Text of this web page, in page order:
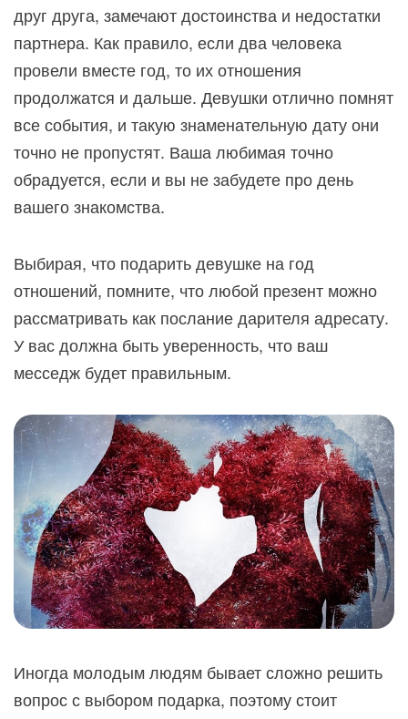
друг друга, замечают достоинства и недостатки
партнера. Как правило, если два человека
провели вместе год, то их отношения
продолжатся и дальше. Девушки отлично помнят
все события, и такую знаменательную дату они
точно не пропустят. Ваша любимая точно
обрадуется, если и вы не забудете про день
вашего знакомства.
Выбирая, что подарить девушке на год
отношений, помните, что любой презент можно
рассматривать как послание дарителя адресату.
У вас должна быть уверенность, что ваш
месседж будет правильным.
Иногда молодым людям бывает сложно решить
вопрос с выбором подарка, поэтому стоит